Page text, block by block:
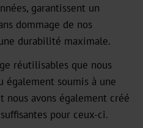
garantissent un
dommage de nos
durabilité maximale.
réutilisables que nous
également soumis à une
nous avons également créé
pour ceux-ci.